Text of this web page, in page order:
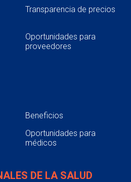
Transparencia de precios
Oportunidades para
proveedores
Beneficios
Oportunidades para
médicos
DE LA SALUD